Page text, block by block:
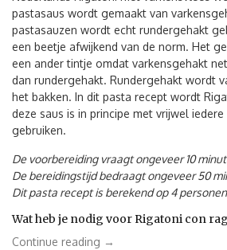
pastasaus wordt gemaakt van
pastasauzen wordt echt rundergehakt
een beetje afwijkend van de norm. Het
een ander tintje omdat varkensgehakt
dan rundergehakt. Rundergehakt wordt
het bakken. In dit pasta recept wordt
deze saus is in principe met vrijwel
gebruiken.
De voorbereiding vraagt ongeveer 10
De bereidingstijd bedraagt ongeveer 50
Dit pasta recept is berekend op 4 personen
Wat heb je nodig voor Rigatoni con
Continue reading “Rigatoni
→